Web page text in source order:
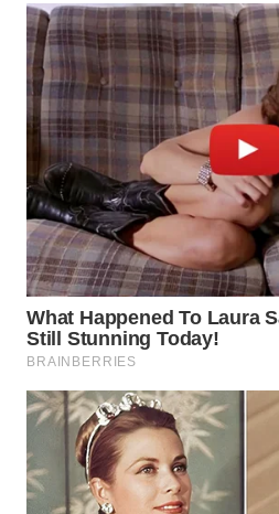
WN
MALUKU
WN
MALUT
WN
DAIRI
WN
DANAU
TOBA
NIAS
WN
LANGKAT